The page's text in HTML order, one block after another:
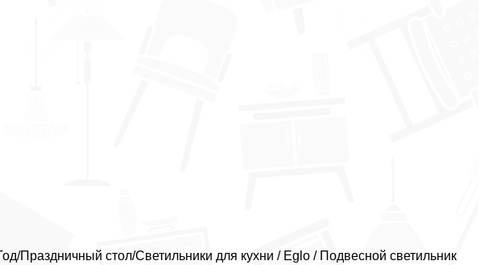
стол/Светильники для кухни / Eglo / Подвесной светильник